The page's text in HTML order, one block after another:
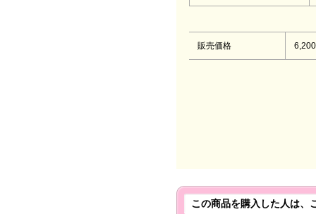
販売価格
この商品を購入した人は、